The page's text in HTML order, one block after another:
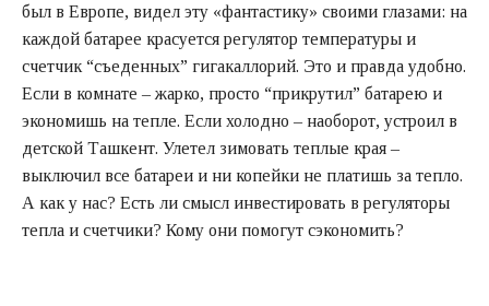
был в Европе, видел эту «фантастику» своими глазами: на
каждой батарее красуется регулятор температуры и
счетчик “съеденных” гигакаллорий. Это и правда удобно.
Если в комнате – жарко, просто “прикрутил” батарею и
экономишь на тепле. Если холодно – наоборот, устроил в
детской Ташкент. Улетел зимовать теплые края –
выключил все батареи и ни копейки не платишь за тепло.
А как у нас? Есть ли смысл инвестировать в регуляторы
тепла и счетчики? Кому они помогут сэкономить?